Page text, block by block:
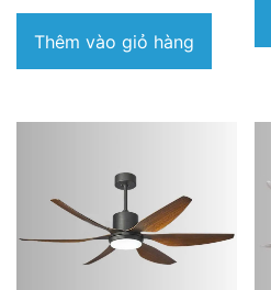
Thêm vào giỏ hàng